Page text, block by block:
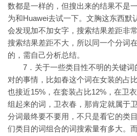
数都是一样的，但搜出来的结果不是
为和Huawei去试一下。文胸这东西默
会发现加不加女字，搜索结果差距非
搜索结果差距不大，所以同一个分词
的，需自己分析总结。
7．关于一些类目性不明的关键词
对的事情，比如春这个词在女装的占
也接近15%，在套装占比12%，在卫
组起来的词，卫衣春，那肯定就属于
分词最终要不要用，不只是看它的类
们类目的词组合的词搜索量有多大。